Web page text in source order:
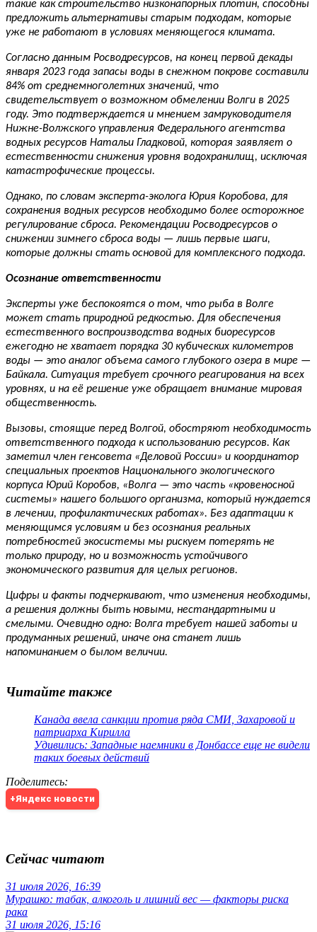
такие как строительство низконапорных плотин, способны
предложить альтернативы старым подходам, которые
уже не работают в условиях меняющегося климата.
Согласно данным Росводресурсов, на конец первой декады
января 2023 года запасы воды в снежном покрове составили
84% от среднемноголетних значений, что
свидетельствует о возможном обмелении Волги в 2025
году. Это подтверждается и мнением замруководителя
Нижне-Волжского управления Федерального агентства
водных ресурсов Натальи Гладковой, которая заявляет о
естественности снижения уровня водохранилищ, исключая
катастрофические процессы.
Однако, по словам эксперта-эколога Юрия Коробова, для
сохранения водных ресурсов необходимо более осторожное
регулирование сброса. Рекомендации Росводресурсов о
снижении зимнего сброса воды — лишь первые шаги,
которые должны стать основой для комплексного подхода.
Осознание ответственности
Эксперты уже беспокоятся о том, что рыба в Волге
может стать природной редкостью. Для обеспечения
естественного воспроизводства водных биоресурсов
ежегодно не хватает порядка 30 кубических километров
воды — это аналог объема самого глубокого озера в мире —
Байкала. Ситуация требует срочного реагирования на всех
уровнях, и на её решение уже обращает внимание мировая
общественность.
Вызовы, стоящие перед Волгой, обостряют необходимость
ответственного подхода к использованию ресурсов. Как
заметил член генсовета «Деловой России» и координатор
специальных проектов Национального экологического
корпуса Юрий Коробов, «Волга — это часть «кровеносной
системы» нашего большого организма, который нуждается
в лечении, профилактических работах». Без адаптации к
меняющимся условиям и без осознания реальных
потребностей экосистемы мы рискуем потерять не
только природу, но и возможность устойчивого
экономического развития для целых регионов.
Цифры и факты подчеркивают, что изменения необходимы,
а решения должны быть новыми, нестандартными и
смелыми. Очевидно одно: Волга требует нашей заботы и
продуманных решений, иначе она станет лишь
напоминанием о былом величии.
Читайте также
Канада ввела санкции против ряда СМИ, Захаровой и
патриарха Кирилла
Удивились: Западные наемники в Донбассе еще не видели
таких боевых действий
Поделитесь:
+Яндекс новости
Сейчас читают
31 июля 2026, 16:39
Мурашко: табак, алкоголь и лишний вес — факторы риска
рака
31 июля 2026, 15:16